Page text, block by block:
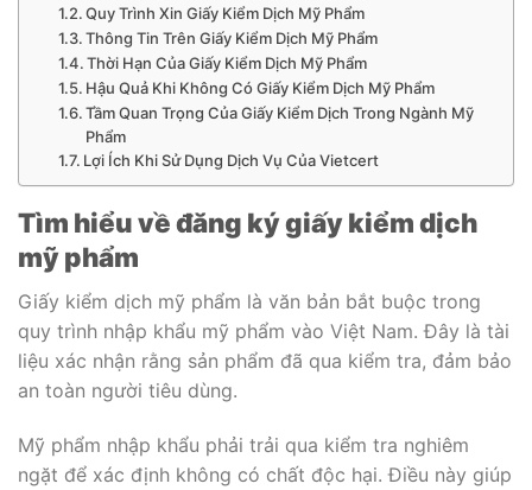
Quy Trình Xin Giấy Kiểm Dịch Mỹ Phẩm
Thông Tin Trên Giấy Kiểm Dịch Mỹ Phẩm
Thời Hạn Của Giấy Kiểm Dịch Mỹ Phẩm
Hậu Quả Khi Không Có Giấy Kiểm Dịch Mỹ Phẩm
Tầm Quan Trọng Của Giấy Kiểm Dịch Trong Ngành Mỹ
Phẩm
Lợi Ích Khi Sử Dụng Dịch Vụ Của Vietcert
Tìm hiểu về đăng ký giấy kiểm dịch
mỹ phẩm
Giấy kiểm dịch mỹ phẩm là văn bản bắt buộc trong
quy trình nhập khẩu mỹ phẩm vào Việt Nam. Đây là tài
liệu xác nhận rằng sản phẩm đã qua kiểm tra, đảm bảo
an toàn người tiêu dùng.
Mỹ phẩm nhập khẩu phải trải qua kiểm tra nghiêm
ngặt để xác định không có chất độc hại. Điều này giúp